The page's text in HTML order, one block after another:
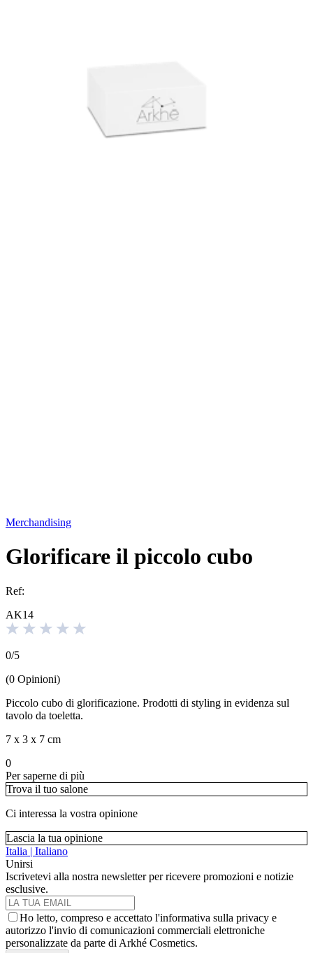
Merchandising
Glorificare il piccolo cubo
Ref:
AK14
0/5
(0 Opinioni)
Piccolo cubo di glorificazione. Prodotti di styling in evidenza sul
tavolo da toeletta.
7 x 3 x 7 cm
0
Per saperne di più
Trova il tuo salone
Ci interessa la vostra opinione
Lascia la tua opinione
Italia | Italiano
Unirsi
Iscrivetevi alla nostra newsletter per ricevere promozioni e notizie
esclusive.
Ho letto, compreso e accettato l'informativa sulla privacy e
autorizzo l'invio di comunicazioni commerciali elettroniche
personalizzate da parte di Arkhé Cosmetics.